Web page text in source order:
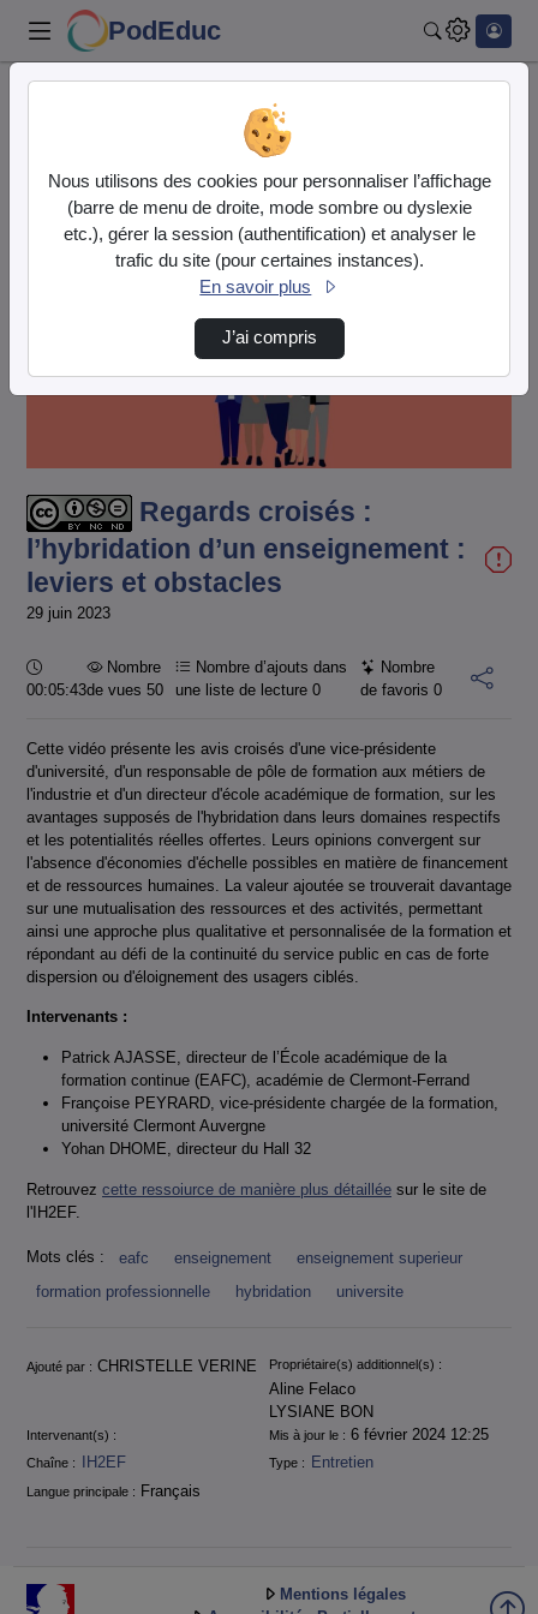
PodEduc
Regards croisés : l’hybridation d’un enseign…
Lire
la
vidéo
Regards croisés :
l’hybridation d’un enseignement :
leviers et obstacles
29 juin 2023
Durée :
00:05:43
Nombre
de vues 50
Nombre d’ajouts dans
une liste de lecture0
Nombre
de favoris 0
Cette vidéo présente les avis croisés d'une vice-présidente
d'université, d'un responsable de pôle de formation aux métiers de
l'industrie et d'un directeur d'école académique de formation, sur les
avantages supposés de l'hybridation dans leurs domaines respectifs
et les potentialités réelles offertes. Leurs opinions convergent sur
l'absence d'économies d'échelle possibles en matière de financement
et de ressources humaines. La valeur ajoutée se trouverait davantage
sur une mutualisation des ressources et des activités, permettant
ainsi une approche plus qualitative et personnalisée de la formation et
répondant au défi de la continuité du service public en cas de forte
dispersion ou d'éloignement des usagers ciblés.
Intervenants :
Patrick AJASSE, directeur de l’École académique de la
formation continue (EAFC), académie de Clermont-Ferrand
Françoise PEYRARD, vice-présidente chargée de la formation,
université Clermont Auvergne
Yohan DHOME, directeur du Hall 32
Retrouvez cette ressoiurce de manière plus détaillée sur le site de
l'IH2EF.
Mots clés : eafc enseignement
enseignement superieur
formation professionnelle
hybridation universite
Informations
Ajouté par : CHRISTELLE VERINE Propriétaire(s) additionnel(s) :
Aline Felaco
LYSIANE BON
Intervenant(s) : Mis à jour le : 6 février 2024 12:25
Chaîne : IH2EF Type : Entretien
Langue principale : Français
Mentions légales
Nous utilisons des cookies pour personnaliser l’affichage
(barre de menu de droite, mode sombre ou dyslexie
etc.), gérer la session (authentification) et analyser le
trafic du site (pour certaines instances).
En savoir plus
J’ai compris